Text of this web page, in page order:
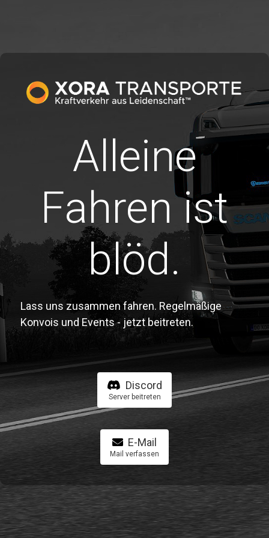
Alleine
Fahren ist
blöd.
Lass uns zusammen fahren. Regelmäßige
Konvois und Events - jetzt beitreten.
Discord
Server beitreten
E-Mail
Mail verfassen